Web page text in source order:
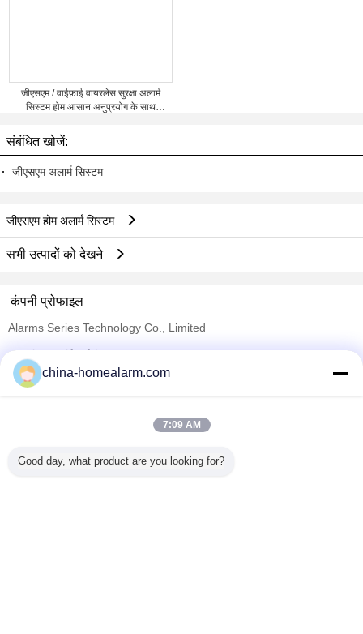
जीएसएम / वाईफ़ाई वायरलेस सुरक्षा अलार्म
सिस्टम होम आसान अनुप्रयोग के साथ
संबंधित खोजें:
जीएसएम अलार्म सिस्टम
जीएसएम होम अलार्म सिस्टम
सभी उत्पादों को देखने
कंपनी प्रोफाइल
Alarms Series Technology Co., Limited
Trust Seal
Verified Suplier
सभी उत्पाद
china-homealarm.com
7:09 AM
Good day, what product are you looking for?